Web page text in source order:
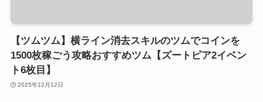
【ツムツム】横ライン消去スキルのツムでコインを
1500枚稼ごう攻略おすすめツム【ズートピア2イベン
ト6枚目】
2025年12月12日